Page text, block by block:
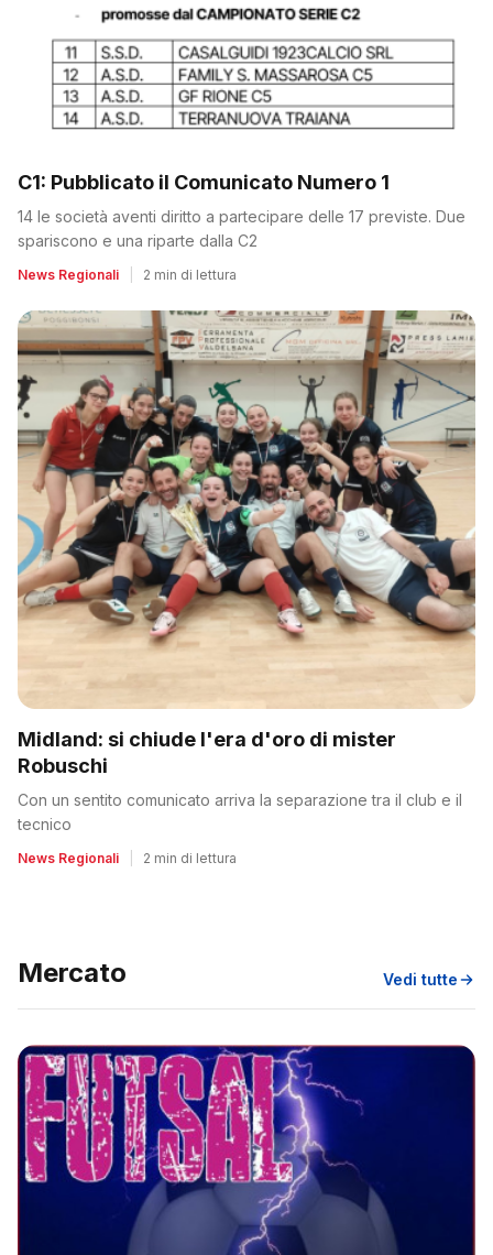
C1: Pubblicato il Comunicato Numero 1
14 le società aventi diritto a partecipare delle 17 previste. Due
spariscono e una riparte dalla C2
News Regionali 2 min di lettura
Midland: si chiude l'era d'oro di mister
Robuschi
Con un sentito comunicato arriva la separazione tra il club e il
tecnico
News Regionali 2 min di lettura
Mercato Vedi tutte